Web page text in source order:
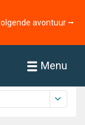
avontuur ⭢
Menu